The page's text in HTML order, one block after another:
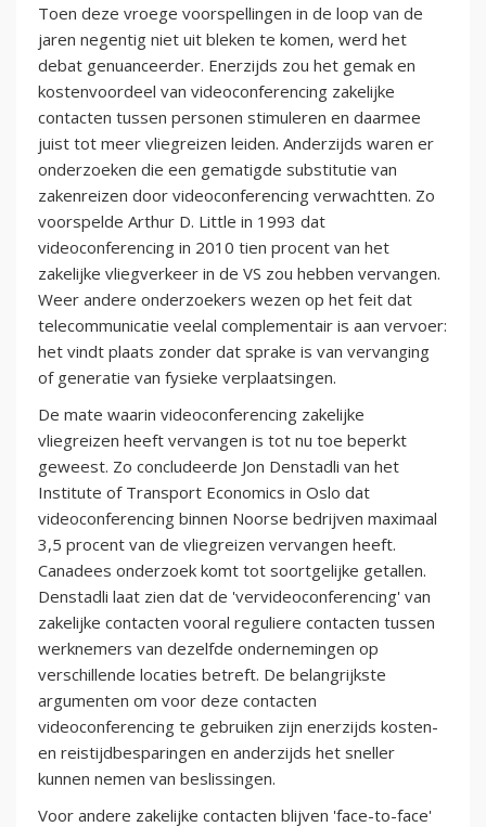
Toen deze vroege voorspellingen in de loop van de
jaren negentig niet uit bleken te komen, werd het
debat genuanceerder. Enerzijds zou het gemak en
kostenvoordeel van videoconferencing zakelijke
contacten tussen personen stimuleren en daarmee
juist tot meer vliegreizen leiden. Anderzijds waren er
onderzoeken die een gematigde substitutie van
zakenreizen door videoconferencing verwachtten. Zo
voorspelde Arthur D. Little in 1993 dat
videoconferencing in 2010 tien procent van het
zakelijke vliegverkeer in de VS zou hebben vervangen.
Weer andere onderzoekers wezen op het feit dat
telecommunicatie veelal complementair is aan vervoer:
het vindt plaats zonder dat sprake is van vervanging
of generatie van fysieke verplaatsingen.
De mate waarin videoconferencing zakelijke
vliegreizen heeft vervangen is tot nu toe beperkt
geweest. Zo concludeerde Jon Denstadli van het
Institute of Transport Economics in Oslo dat
videoconferencing binnen Noorse bedrijven maximaal
3,5 procent van de vliegreizen vervangen heeft.
Canadees onderzoek komt tot soortgelijke getallen.
Denstadli laat zien dat de 'vervideoconferencing' van
zakelijke contacten vooral reguliere contacten tussen
werknemers van dezelfde ondernemingen op
verschillende locaties betreft. De belangrijkste
argumenten om voor deze contacten
videoconferencing te gebruiken zijn enerzijds kosten-
en reistijdbesparingen en anderzijds het sneller
kunnen nemen van beslissingen.
Voor andere zakelijke contacten blijven 'face-to-face'